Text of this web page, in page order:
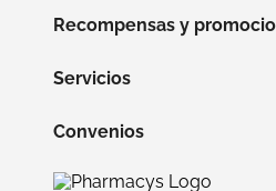
Recompensas y
Servicios
Convenios